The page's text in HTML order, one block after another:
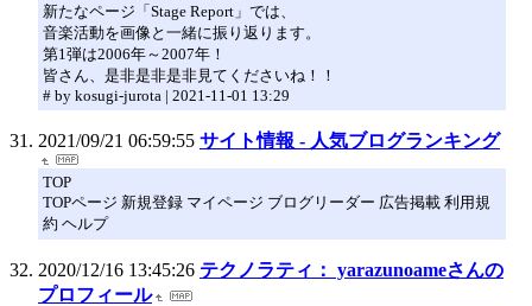
新たなページ「Stage Report」では、
音楽活動を画像と一緒に振り返ります。
第1弾は2006年～2007年！
皆さん、是非是非是非見てくださいね！！
# by kosugi-jurota | 2021-11-01 13:29
2021/09/21 06:59:55 サイト情報 - 人気ブログランキング
TOP
TOPページ 新規登録 マイページ ブログリーダー 広告掲載 利用規
約 ヘルプ
2020/12/16 13:45:26 テクノラティ： yarazunoameさんの
プロフィール